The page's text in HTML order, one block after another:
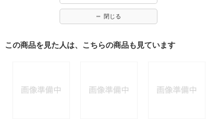
閉じる
この商品を見た人は、こちらの商品も見ています